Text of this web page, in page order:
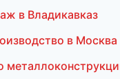
в Владикавказ
в Москва